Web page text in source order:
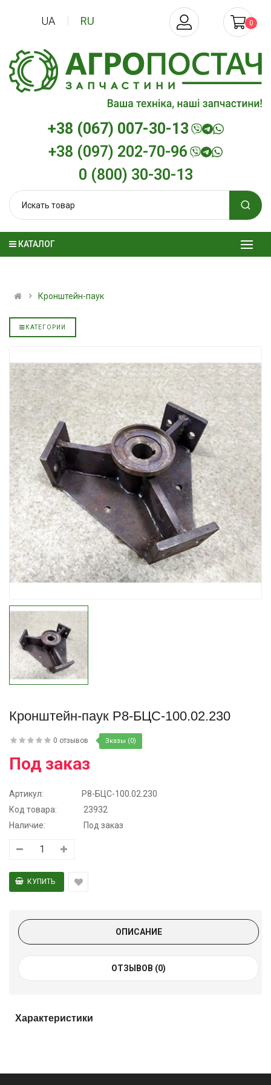
+38 (067) 007-30-13
+38 (097) 202-70-96
0 (800) 30-30-13
UA RU 0
КАТАЛОГ
Кронштейн-паук
Гидротрансмиссионное
масло JOHN DEERE
5999.00 ₴ 6699.00 ₴
Купить
Моторное
дизельное
849.00 ₴ 949.00 ₴
Купить
КАТЕГОРИИ
Кронштейн-паук Р8-БЦС-100.02.230
0 отзывов Зказы (0)
Под заказ
Артикул:
Р8-БЦС-100.02.230
Код товара:
23932
Наличие:
Под заказ
ОПИСАНИЕ
ОТЗЫВОВ (0)
Характеристики